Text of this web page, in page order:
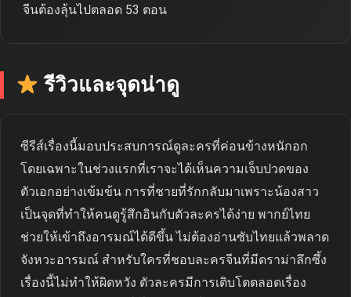
จีนต้องลุ้นไปตลอด 53 ตอน
รีวิวและจุดน่าดู
ซีรีส์เรื่องนี้มอบประสบการณ์ดูละครที่ค่อนข้างหนักอก
โดยเฉพาะในช่วงแรกที่เราจะได้เห็นความเจ็บปวดของ
ตัวเอกอย่างเข้มข้น การที่ชายที่รักกลับมาเพราะน้องสาว
เป็นจุดที่ทำให้คนดูรู้สึกอินกับตัวละครได้ง่าย พากย์ไทย
ช่วยให้เข้าถึงอารมณ์ได้ดีขึ้น ไม่ต้องอ่านซับไทยแล้วพลาด
จังหวะอารมณ์ สำหรับใครที่ชอบละครจีนที่มีดราม่าลึกซึ้ง
เรื่องนี้ไม่ทำให้ผิดหวัง ตัวละครมีการเติบโตตลอดเรื่อง